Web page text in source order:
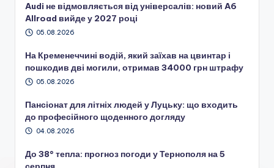
Audi не відмовляється від універсалів: новий A6
Allroad вийде у 2027 році
05.08.2026
На Кременеччині водій, який заїхав на цвинтар і
пошкодив дві могили, отримав 34000 грн штрафу
05.08.2026
Пансіонат для літніх людей у Луцьку: що входить
до професійного щоденного догляду
04.08.2026
До 38° тепла: прогноз погоди у Тернополя на 5